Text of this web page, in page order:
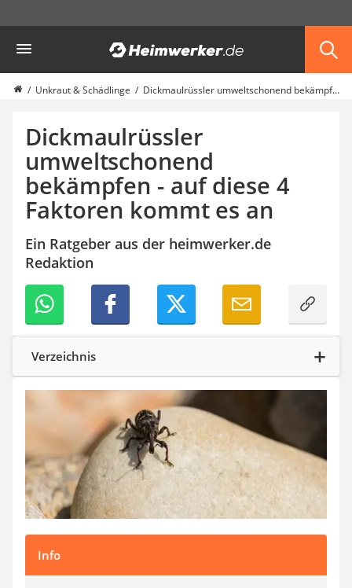
Garten
Akku-Laubsauger
Faltpavillon
Schlauchtrommel
Solar-Lichterkette außen
Teleskopleiter
Ameisengift
Pavillon
Sichtschutzstreifen
Akku-Vertikutierer
Koifutter
Kassettenmarkise
Bosch-Heckenschere
Stihl-Laubbläser
Minidumper
Auffahrrampe
Unkraut & Schädlinge Dickmaulrüssler umweltschonend bekämpfen - auf diese 4 Faktoren kommt es an
Dickmaulrüssler
umweltschonend
bekämpfen - auf diese 4
Faktoren kommt es an
Ein Ratgeber aus der heimwerker.de
Redaktion
Verzeichnis
Info